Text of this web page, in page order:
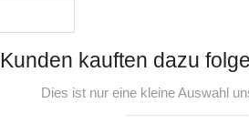
Kunden kauften dazu
Dies ist nur eine kleine Auswahl